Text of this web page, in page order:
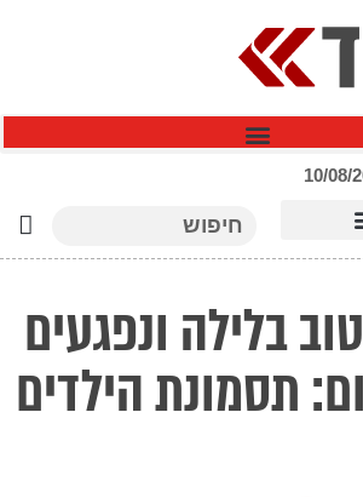
10/08/
בלילה ונפגעים
תסמונת הילדים